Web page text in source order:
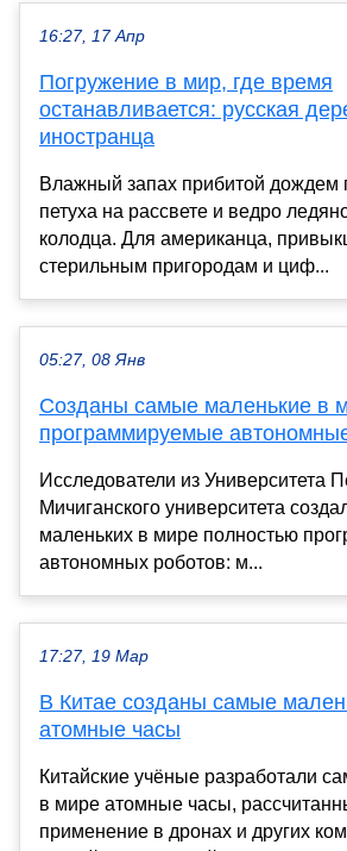
16:27, 17 Апр
Погружение в мир, где время
останавливается: русская
иностранца
Влажный запах прибитой дождем
петуха на рассвете и ведро
колодца. Для американца,
стерильным пригородам и циф...
05:27, 08 Янв
Созданы самые маленькие в
программируемые
Исследователи из Университета
Мичиганского университета
маленьких в мире полностью
автономных роботов: м...
17:27, 19 Мар
В Китае созданы самые
атомные часы
Китайские учёные разработали
в мире атомные часы,
применение в дронах и других